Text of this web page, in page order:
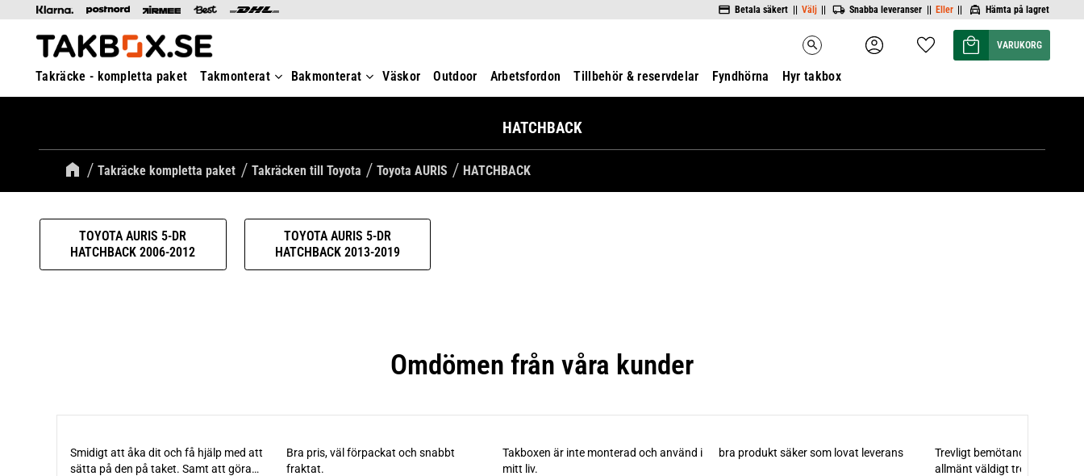
Betala säkert || Välj || Snabba leveranser || Eller || Hämta på lagret
search Favoriter
Kundvagn
Takräcke - kompletta paket Takmonterat Bakmonterat Väskor Outdoor Arbetsfordon Tillbehör & reservdelar Fyndhörna Hyr takbox
HATCHBACK
Takräcke kompletta paket Takräcken till Toyota Toyota AURIS HATCHBACK
TOYOTA AURIS 5-DR
HATCHBACK 2006-2012
TOYOTA AURIS 5-DR
HATCHBACK 2013-2019